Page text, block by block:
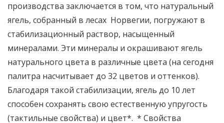
производства заключается в том, что натуральный
ягель, собранный в лесах Норвегии, погружают в
стабилизационный раствор, насыщенный
минералами. Эти минералы и окрашивают ягель
натурального цвета в различные цвета (на сегодня
палитра насчитывает до 32 цветов и оттенков).
Благодаря такой стабилизации, ягель до 10 лет
способен сохранять свою естественную упругость
(тактильные свойства) и цвет*. * Свойства